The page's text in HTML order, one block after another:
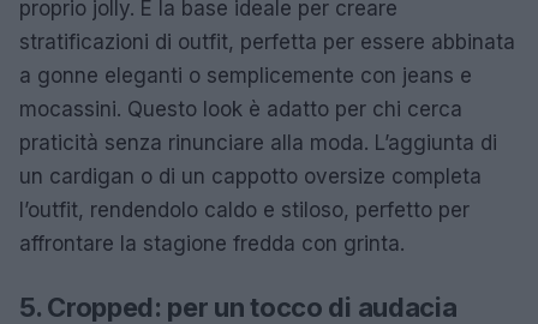
proprio jolly. È la base ideale per creare
stratificazioni di outfit, perfetta per essere abbinata
a gonne eleganti o semplicemente con jeans e
mocassini. Questo look è adatto per chi cerca
praticità senza rinunciare alla moda. L’aggiunta di
un cardigan o di un cappotto oversize completa
l’outfit, rendendolo caldo e stiloso, perfetto per
affrontare la stagione fredda con grinta.
5. Cropped: per un tocco di audacia